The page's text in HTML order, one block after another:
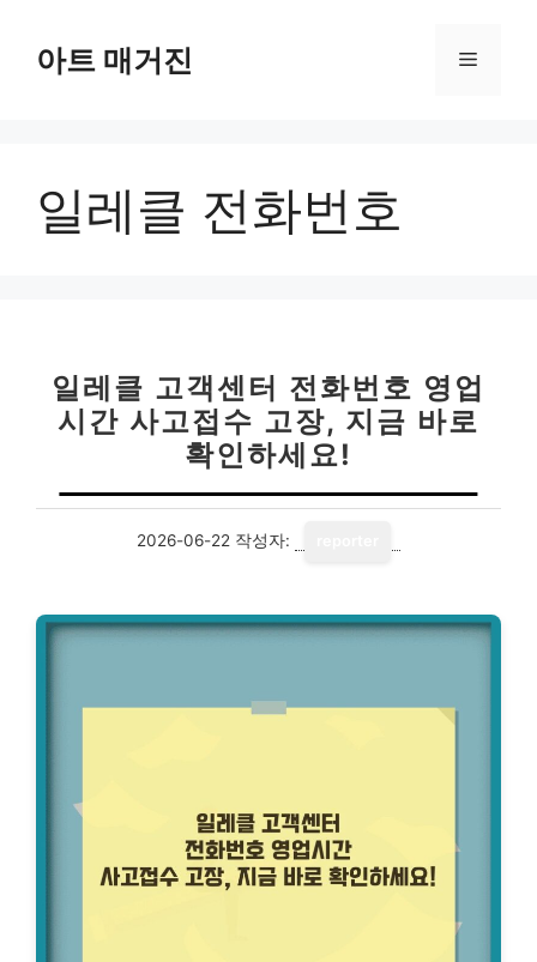
아트 매거진 메
일레클 전화번호
일레클 고객센터 전화번호 영업
시간 사고접수 고장, 지금 바로
확인하세요!
2026-06-22 작성자: